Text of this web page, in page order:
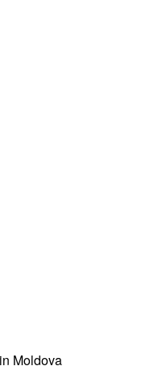
Moldova